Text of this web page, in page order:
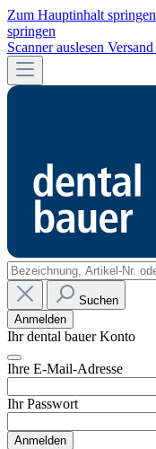
Zum Hauptinhalt springen
springen
Scanner auslesen Versand
Suchen
Anmelden
Ihr dental bauer Konto
Ihre E-Mail-Adresse
Ihr Passwort
Anmelden